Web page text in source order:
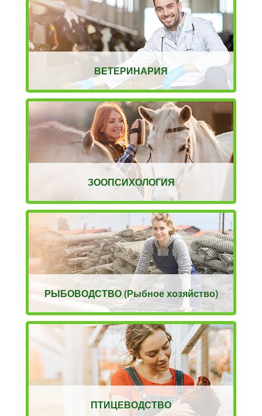
ВЕТЕРИНАРИЯ
ЗООПСИХОЛОГИЯ
РЫБОВОДСТВО (Рыбное хозяйство)
ПТИЦЕВОДСТВО